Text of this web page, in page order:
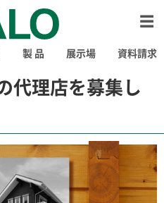
製 品 展示場 資料請求
代理店を募集し